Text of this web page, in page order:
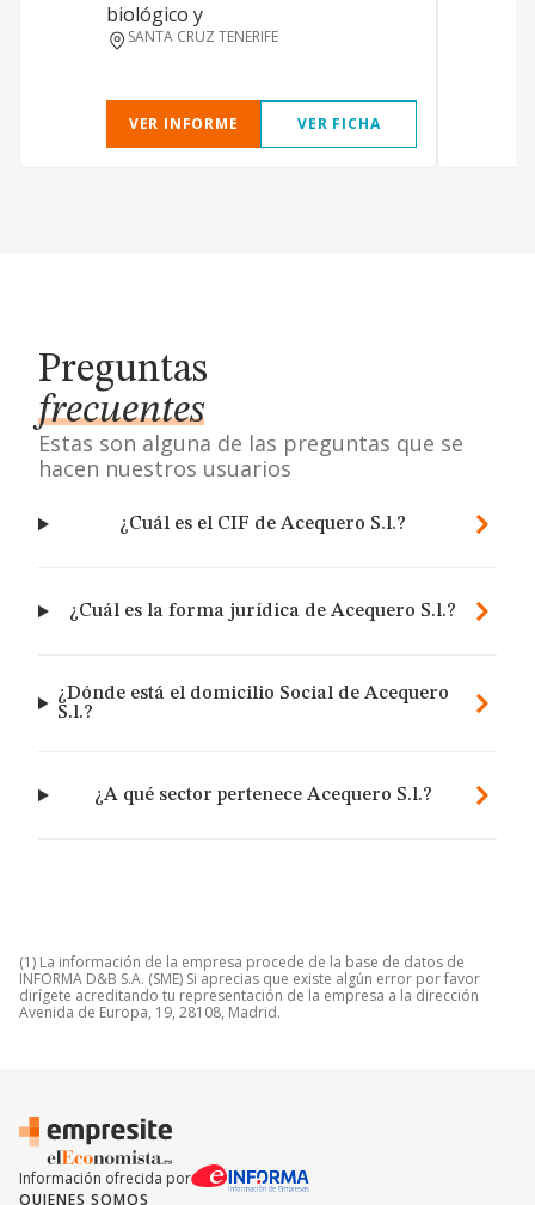
biológico y
SANTA CRUZ TENERIFE
VER INFORME VER FICHA
Preguntas
frecuentes
Estas son alguna de las preguntas que se
hacen nuestros usuarios
¿Cuál es el CIF de Acequero S.l.?
¿Cuál es la forma jurídica de Acequero S.l.?
¿Dónde está el domicilio Social de Acequero
S.l.?
¿A qué sector pertenece Acequero S.l.?
(1) La información de la empresa procede de la base de datos de
INFORMA D&B S.A. (SME) Si aprecias que existe algún error por favor
dirígete acreditando tu representación de la empresa a la dirección
Avenida de Europa, 19, 28108, Madrid.
Información ofrecida por
QUIENES SOMOS